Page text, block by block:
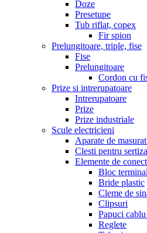
Doze
Presetupe
Tub riflat, copex
Fir spion
Prelungitoare, triple, fise
Fise
Prelungitoare
Cordon cu
Prize si intrerupatoare
Intrerupatoare
Prize
Prize industriale
Scule electricieni
Aparate de
Clesti pentru
Elemente de
Bloc terminal
Bride plastic
Cleme de
Clipsuri
Papuci
Reglete